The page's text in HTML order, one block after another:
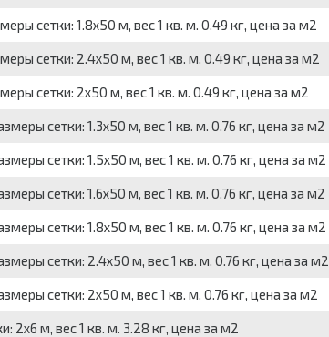
сетки: 1.8x50 м, вес 1 кв. м. 0.49 кг, цена за м2
сетки: 2.4x50 м, вес 1 кв. м. 0.49 кг, цена за м2
сетки: 2x50 м, вес 1 кв. м. 0.49 кг, цена за м2
сетки: 1.3x50 м, вес 1 кв. м. 0.76 кг, цена за м2
сетки: 1.5x50 м, вес 1 кв. м. 0.76 кг, цена за м2
сетки: 1.6x50 м, вес 1 кв. м. 0.76 кг, цена за м2
сетки: 1.8x50 м, вес 1 кв. м. 0.76 кг, цена за м2
сетки: 2.4x50 м, вес 1 кв. м. 0.76 кг, цена за м2
сетки: 2x50 м, вес 1 кв. м. 0.76 кг, цена за м2
2x6 м, вес 1 кв. м. 3.28 кг, цена за м2